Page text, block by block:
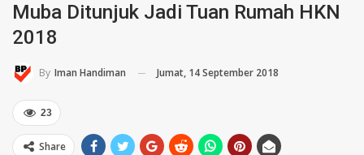
Muba Ditunjuk Jadi Tuan Rumah HKN
2018
By Iman Handiman Jumat, 14 September 2018
23
Share